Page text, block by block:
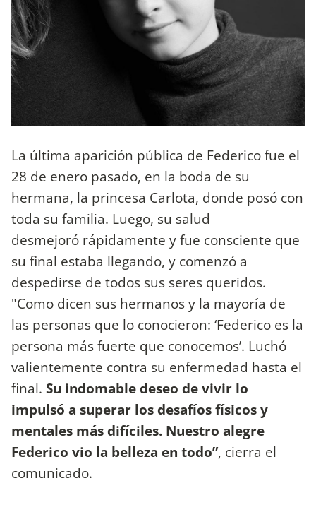
La última aparición pública de Federico fue el
28 de enero pasado, en la boda de su
hermana, la princesa Carlota, donde posó con
toda su familia. Luego, su salud
desmejoró rápidamente y fue consciente que
su final estaba llegando, y comenzó a
despedirse de todos sus seres queridos.
"Como dicen sus hermanos y la mayoría de
las personas que lo conocieron: ‘Federico es la
persona más fuerte que conocemos’. Luchó
valientemente contra su enfermedad hasta el
final. Su indomable deseo de vivir lo
impulsó a superar los desafíos físicos y
mentales más difíciles. Nuestro alegre
Federico vio la belleza en todo”, cierra el
comunicado.